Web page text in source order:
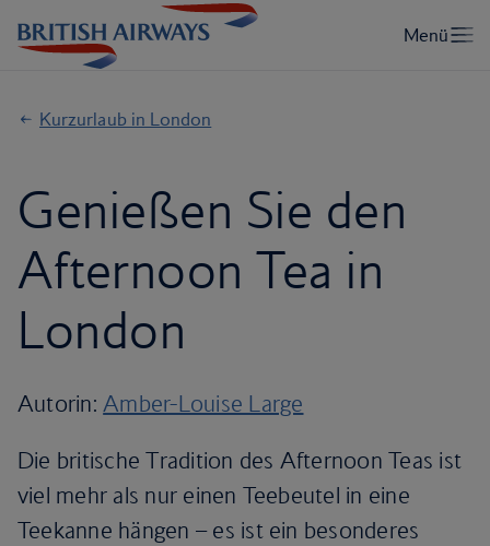
Kurzurlaub in London
Genießen Sie den
Afternoon Tea in
London
Autorin:Amber-Louise Large
Die britische Tradition des Afternoon Teas ist
viel mehr als nur einen Teebeutel in eine
Teekanne hängen – es ist ein besonderes